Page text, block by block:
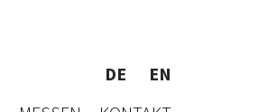
DE
EN